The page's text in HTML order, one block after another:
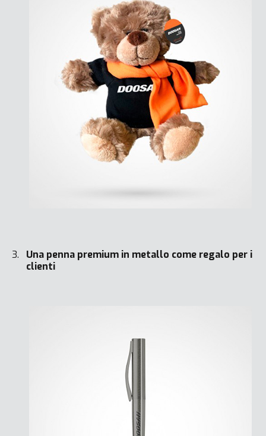
Una penna premium in metallo come regalo per i
clienti